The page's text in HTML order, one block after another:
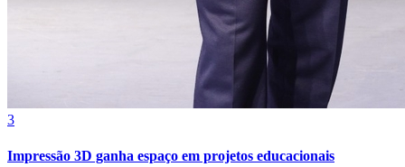
3
Impressão 3D ganha espaço em projetos educacionais